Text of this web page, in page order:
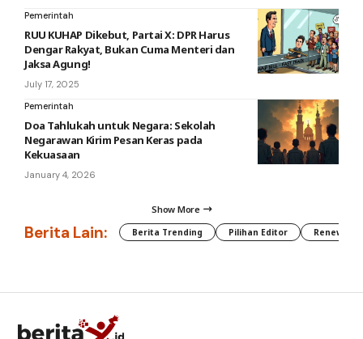
Pemerintah
RUU KUHAP Dikebut, Partai X: DPR Harus
Dengar Rakyat, Bukan Cuma Menteri dan
Jaksa Agung!
July 17, 2025
Pemerintah
Doa Tahlukah untuk Negara: Sekolah
Negarawan Kirim Pesan Keras pada
Kekuasaan
January 4, 2026
Show More
Berita Lain: Berita Trending Pilihan Editor